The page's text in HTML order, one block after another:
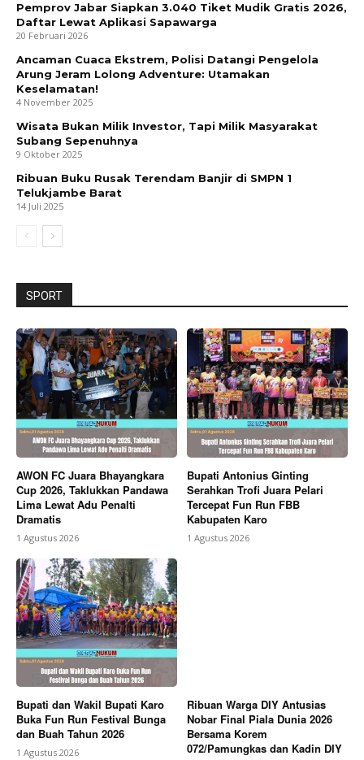
Pemprov Jabar Siapkan 3.040 Tiket Mudik Gratis 2026,
Daftar Lewat Aplikasi Sapawarga
20 Februari 2026
Ancaman Cuaca Ekstrem, Polisi Datangi Pengelola
Arung Jeram Lolong Adventure: Utamakan
Keselamatan!
4 November 2025
Wisata Bukan Milik Investor, Tapi Milik Masyarakat
Subang Sepenuhnya
9 Oktober 2025
Ribuan Buku Rusak Terendam Banjir di SMPN 1
Telukjambe Barat
14 Juli 2025
SPORT
AWON FC Juara Bhayangkara
Cup 2026, Taklukkan Pandawa
Lima Lewat Adu Penalti
Dramatis
1 Agustus 2026
Bupati Antonius Ginting
Serahkan Trofi Juara Pelari
Tercepat Fun Run FBB
Kabupaten Karo
1 Agustus 2026
Bupati dan Wakil Bupati Karo
Buka Fun Run Festival Bunga
dan Buah Tahun 2026
1 Agustus 2026
Ribuan Warga DIY Antusias
Nobar Final Piala Dunia 2026
Bersama Korem
072/Pamungkas dan Kadin DIY